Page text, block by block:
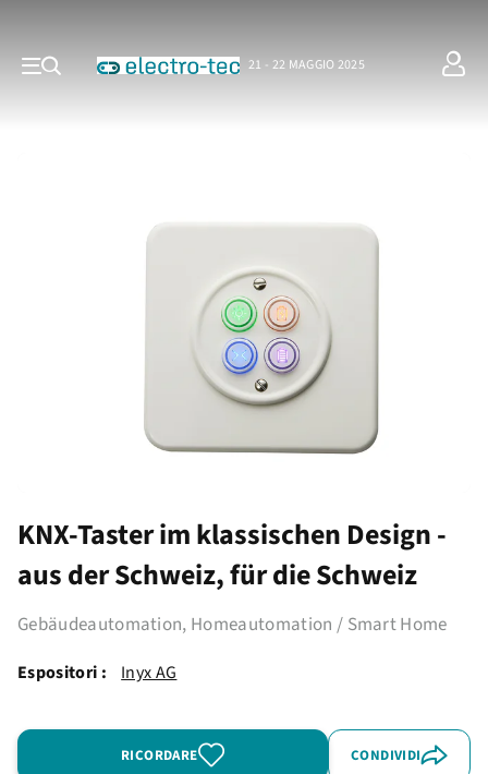
21 - 22 MAGGIO 2025
KNX-Taster im klassischen Design -
aus der Schweiz, für die Schweiz
Gebäudeautomation, Homeautomation / Smart Home
Espositori : Inyx AG
RICORDARE CONDIVIDI